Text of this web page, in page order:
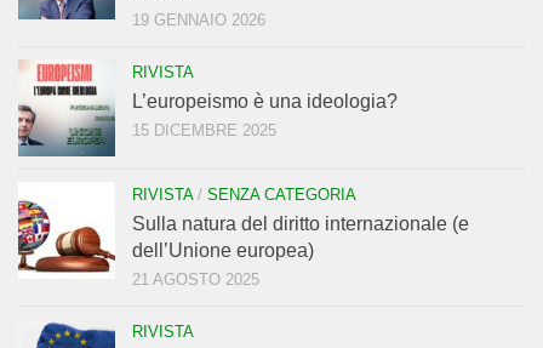
19 GENNAIO 2026
RIVISTA
L’europeismo è una ideologia?
15 DICEMBRE 2025
RIVISTA/ SENZA CATEGORIA
Sulla natura del diritto internazionale (e
dell’Unione europea)
21 AGOSTO 2025
RIVISTA